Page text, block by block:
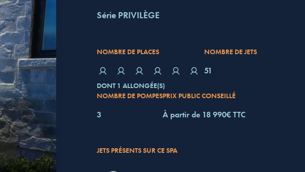
Série PRIVILÈGE
NOMBRE DE PLACES
DONT 1 ALLONGÉE(S)
NOMBRE DE JETS
51
NOMBRE DE POMPES
3
PRIX PUBLIC CONSEILLÉ
À partir de 18 990€ TTC
JETS PRÉSENTS SUR CE SPA